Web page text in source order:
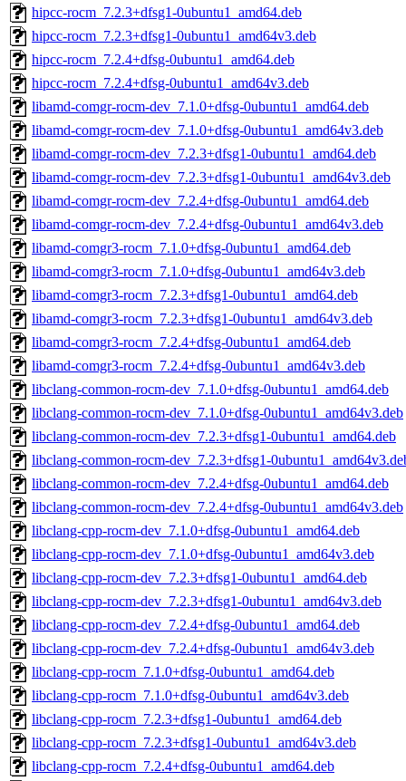
hipcc-rocm_7.2.3+dfsg1-0ubuntu1_amd64.deb
hipcc-rocm_7.2.3+dfsg1-0ubuntu1_amd64v3.deb
hipcc-rocm_7.2.4+dfsg-0ubuntu1_amd64.deb
hipcc-rocm_7.2.4+dfsg-0ubuntu1_amd64v3.deb
libamd-comgr-rocm-dev_7.1.0+dfsg-0ubuntu1_amd64.deb
libamd-comgr-rocm-dev_7.1.0+dfsg-0ubuntu1_amd64v3.deb
libamd-comgr-rocm-dev_7.2.3+dfsg1-0ubuntu1_amd64.deb
libamd-comgr-rocm-dev_7.2.3+dfsg1-0ubuntu1_amd64v3.deb
libamd-comgr-rocm-dev_7.2.4+dfsg-0ubuntu1_amd64.deb
libamd-comgr-rocm-dev_7.2.4+dfsg-0ubuntu1_amd64v3.deb
libamd-comgr3-rocm_7.1.0+dfsg-0ubuntu1_amd64.deb
libamd-comgr3-rocm_7.1.0+dfsg-0ubuntu1_amd64v3.deb
libamd-comgr3-rocm_7.2.3+dfsg1-0ubuntu1_amd64.deb
libamd-comgr3-rocm_7.2.3+dfsg1-0ubuntu1_amd64v3.deb
libamd-comgr3-rocm_7.2.4+dfsg-0ubuntu1_amd64.deb
libamd-comgr3-rocm_7.2.4+dfsg-0ubuntu1_amd64v3.deb
libclang-common-rocm-dev_7.1.0+dfsg-0ubuntu1_amd64.deb
libclang-common-rocm-dev_7.1.0+dfsg-0ubuntu1_amd64v3.deb
libclang-common-rocm-dev_7.2.3+dfsg1-0ubuntu1_amd64.deb
libclang-common-rocm-dev_7.2.3+dfsg1-
libclang-common-rocm-dev_7.2.4+dfsg-0ubuntu1_amd64.deb
libclang-common-rocm-dev_7.2.4+dfsg-0ubuntu1_amd64v3.deb
libclang-cpp-rocm-dev_7.1.0+dfsg-0ubuntu1_amd64.deb
libclang-cpp-rocm-dev_7.1.0+dfsg-0ubuntu1_amd64v3.deb
libclang-cpp-rocm-dev_7.2.3+dfsg1-0ubuntu1_amd64.deb
libclang-cpp-rocm-dev_7.2.3+dfsg1-0ubuntu1_amd64v3.deb
libclang-cpp-rocm-dev_7.2.4+dfsg-0ubuntu1_amd64.deb
libclang-cpp-rocm-dev_7.2.4+dfsg-0ubuntu1_amd64v3.deb
libclang-cpp-rocm_7.1.0+dfsg-0ubuntu1_amd64.deb
libclang-cpp-rocm_7.1.0+dfsg-0ubuntu1_amd64v3.deb
libclang-cpp-rocm_7.2.3+dfsg1-0ubuntu1_amd64.deb
libclang-cpp-rocm_7.2.3+dfsg1-0ubuntu1_amd64v3.deb
libclang-cpp-rocm_7.2.4+dfsg-0ubuntu1_amd64.deb